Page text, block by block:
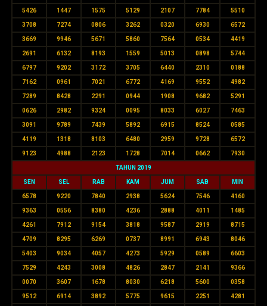
5426 1447 1575 5129 2107 7784 5510
3708 7274 0806 3262 0320 6930 6572
3669 9946 5671 5860 7564 0534 4419
2691 6132 8193 1559 5013 0898 5744
6797 9202 3172 3705 6440 2310 0188
7162 0961 7021 6772 4169 9552 4982
7289 8428 2291 0944 1908 9682 5291
0626 2982 9324 0095 8033 6027 7463
3091 9789 7439 5892 6915 8524 0585
4119 1318 8103 6480 2959 9728 6572
9123 4988 2123 1728 7014 0662 7930
TAHUN 2019
SEN SEL RAB KAM JUM SAB MIN
6578 9220 7840 2938 5624 7546 4160
9363 0556 8380 4236 2888 4011 1485
4261 7912 9154 3818 9587 2919 8715
4709 8295 6269 0737 8991 6943 8046
5403 9034 4057 4273 5929 0589 6603
7529 4243 3008 4826 2847 2141 9366
0070 3607 1678 8030 6218 5600 0358
9512 6914 3892 5775 9615 2251 4281